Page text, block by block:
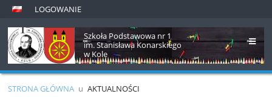
LOGOWANIE
Szkoła Podstawowa nr 1
im. Stanisława Konarskiego
w Kole
STRONA GŁÓWNA u AKTUALNOŚCI